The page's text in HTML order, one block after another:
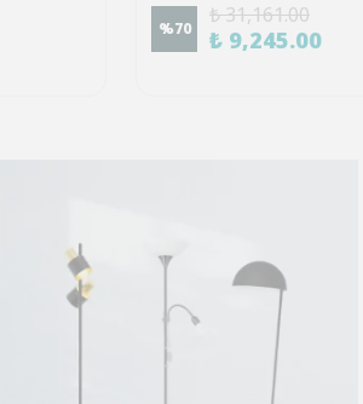
%70
₺ 31,161.00
₺ 9,245.00